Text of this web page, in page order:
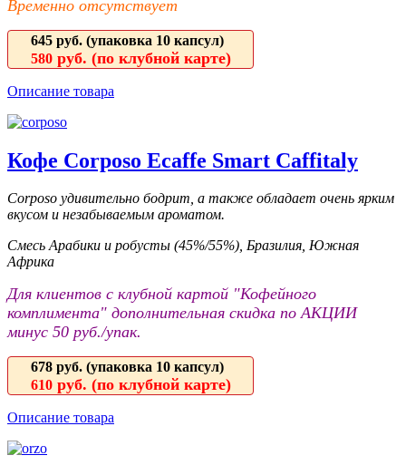
Временно отсутствует
645 руб. (упаковка 10 капсул)
580 руб. (по клубной карте)
Описание товара
Кофе Corposo Ecaffe Smart Caffitaly
Corposo удивительно бодрит, а также обладает очень ярким
вкусом и незабываемым ароматом.
Смесь Арабики и робусты (45%/55%), Бразилия, Южная
Африка
Для клиентов с клубной картой "Кофейного
комплимента" дополнительная скидка по АКЦИИ
минус 50 руб./упак.
678 руб. (упаковка 10 капсул)
610 руб. (по клубной карте)
Описание товара